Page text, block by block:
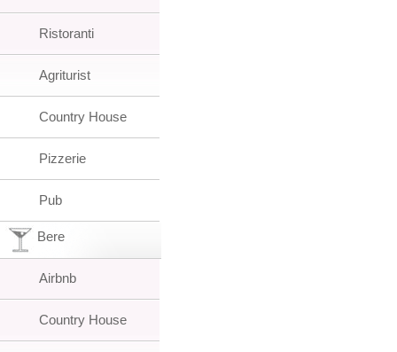
Ristoranti
Agriturist
Country House
Pizzerie
Pub
Bere
Airbnb
Country House